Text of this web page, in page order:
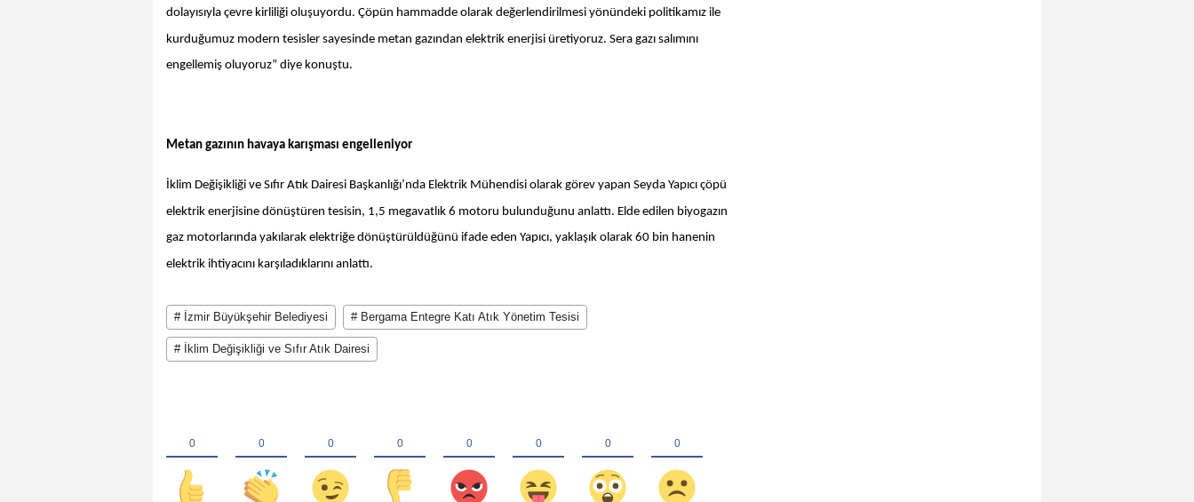
dolayısıyla çevre kirliliği oluşuyordu. Çöpün hammadde olarak değerlendirilmesi yönündeki politikamız ile
kurduğumuz modern tesisler sayesinde metan gazından elektrik enerjisi üretiyoruz. Sera gazı salımını
engellemiş oluyoruz” diye konuştu.
Metan gazının havaya karışması engelleniyor
İklim Değişikliği ve Sıfır Atık Dairesi Başkanlığı’nda Elektrik Mühendisi olarak görev yapan Seyda Yapıcı çöpü
elektrik enerjisine dönüştüren tesisin, 1,5 megavatlık 6 motoru bulunduğunu anlattı. Elde edilen biyogazın
gaz motorlarında yakılarak elektriğe dönüştürüldüğünü ifade eden Yapıcı, yaklaşık olarak 60 bin hanenin
elektrik ihtiyacını karşıladıklarını anlattı.
# İzmir Büyükşehir Belediyesi # Bergama Entegre Katı Atık Yönetim Tesisi
# İklim Değişikliği ve Sıfır Atık Dairesi